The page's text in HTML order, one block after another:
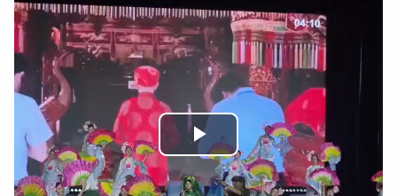
Chuyên trangAn ninh thế giới
Văn nghệ Công an
Chuyên đề
Play